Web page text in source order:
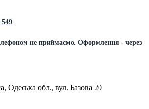
549
не приймаємо. Оформлення - через
Одеська обл., вул. Базова 20